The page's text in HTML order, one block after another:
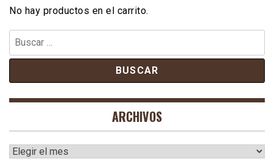
No hay productos en el carrito.
Buscar:
ARCHIVOS
Archivos